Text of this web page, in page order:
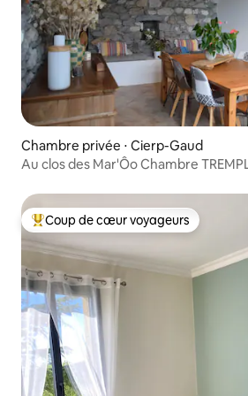
Chambre privée ⋅ Cierp-Gaud
Coups de cœur voyageurs les plus
Coup de cœur voyageurs